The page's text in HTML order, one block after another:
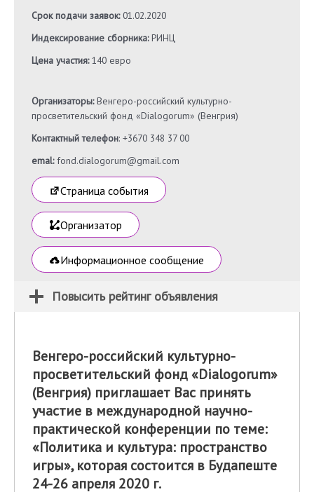
Срок подачи заявок:01.02.2020
Индексирование сборника:РИНЦ
Цена участия:140 евро
Организаторы:Венгеро-российский культурно-
просветительский фонд «Dialogorum» (Венгрия)
Контактный телефон: +3670 348 37 00
emal:fond.dialogorum@gmail.com
Страница события
Организатор
Информационное сообщение
Повысить рейтинг объявления
Венгеро-российский культурно-
просветительский фонд «Dialogorum»
(Венгрия) приглашает Вас принять
участие в международной научно-
практической конференции по теме:
«Политика и культура: пространство
игры», которая состоится в Будапеште
24-26 апреля 2020 г.